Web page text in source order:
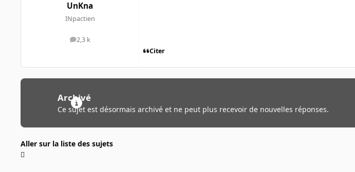
UnKna
INpactien
2,3 k
messages
Citer
Archivé
Ce sujet est désormais archivé et ne peut plus recevoir de nouvelles réponses.
Aller sur la liste des sujets